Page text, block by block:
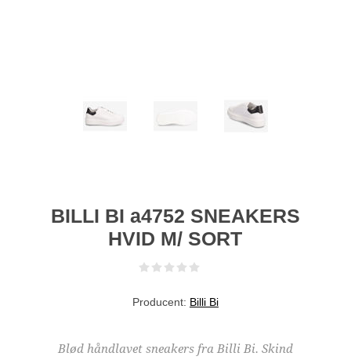
BILLI BI a4752 SNEAKERS
HVID M/ SORT
Producent: Billi Bi
Blød håndlavet sneakers fra Billi Bi. Skind